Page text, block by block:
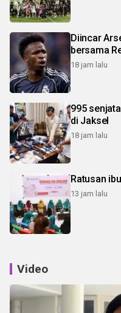
Diincar Arsenal,
bersama
18 jam lalu
995
di Jaksel
18 jam lalu
Ratusan
13 jam lalu
Video